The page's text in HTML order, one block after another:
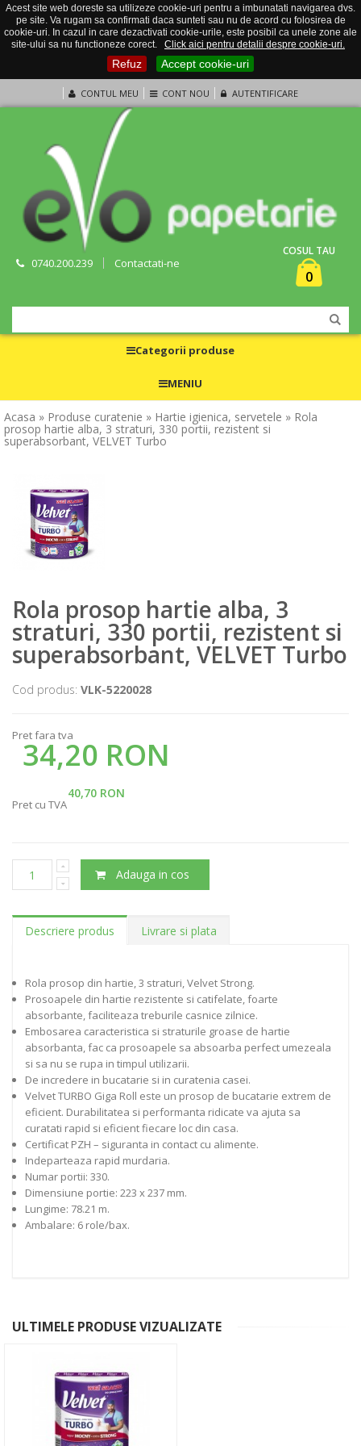
Acest site web doreste sa utilizeze cookie-uri pentru a imbunatati navigarea dvs.
pe site. Va rugam sa confirmati daca sunteti sau nu de acord cu folosirea de
cookie-uri. In cazul in care dezactivati cookie-urile, este posibil ca unele zone ale
site-ului sa nu functioneze corect.
Click aici pentru detalii despre cookie-uri.
Refuz Accept cookie-uri
CONTUL MEU CONT NOU AUTENTIFICARE
0740.200.239 Contactati-ne
COSUL TAU
0
Categorii produse
MENIU
Acasa » Produse curatenie » Hartie igienica, servetele » Rola
prosop hartie alba, 3 straturi, 330 portii, rezistent si
superabsorbant, VELVET Turbo
Rola prosop hartie alba, 3
straturi, 330 portii, rezistent si
superabsorbant, VELVET Turbo
Cod produs: VLK-5220028
Pret fara tva
34,20 RON
40,70 RON
Pret cu TVA
Adauga in cos
Descriere produs Livrare si plata
Rola prosop din hartie, 3 straturi, Velvet Strong.
Prosoapele din hartie rezistente si catifelate, foarte
absorbante, faciliteaza treburile casnice zilnice.
Embosarea caracteristica si straturile groase de hartie
absorbanta, fac ca prosoapele sa absoarba perfect umezeala
si sa nu se rupa in timpul utilizarii.
De incredere in bucatarie si in curatenia casei.
Velvet TURBO Giga Roll este un prosop de bucatarie extrem de
eficient. Durabilitatea si performanta ridicate va ajuta sa
curatati rapid si eficient fiecare loc din casa.
Certificat PZH – siguranta in contact cu alimente.
Indeparteaza rapid murdaria.
Numar portii: 330.
Dimensiune portie: 223 x 237 mm.
Lungime: 78.21 m.
Ambalare: 6 role/bax.
ULTIMELE PRODUSE VIZUALIZATE